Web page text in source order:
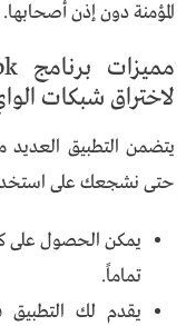
المؤمنة دون إذن أصحابها.
لاختراق شبكات
يتضمن التطبيق العديد
حتى نشجعك على
يمكن الحصول على
تماماً.
يقدم لك التطبيق